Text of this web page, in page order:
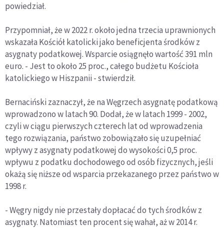
powiedział.
Przypomniał, że w 2022 r. około jedna trzecia uprawnionych
wskazała Kościół katolicki jako beneficjenta środków z
asygnaty podatkowej. Wsparcie osiągnęło wartość 391 mln
euro. - Jest to około 25 proc., całego budżetu Kościoła
katolickiego w Hiszpanii - stwierdził.
Bernaciński zaznaczył, że na Węgrzech asygnatę podatkową
wprowadzono w latach 90. Dodał, że w latach 1999 - 2002,
czyli w ciągu pierwszych czterech lat od wprowadzenia
tego rozwiązania, państwo zobowiązało się uzupełniać
wpływy z asygnaty podatkowej do wysokości 0,5 proc.
wpływu z podatku dochodowego od osób fizycznych, jeśli
okażą się niższe od wsparcia przekazanego przez państwo w
1998 r.
- Węgry nigdy nie przestały dopłacać do tych środków z
asygnaty. Natomiast ten procent się wahał, aż w 2014 r.